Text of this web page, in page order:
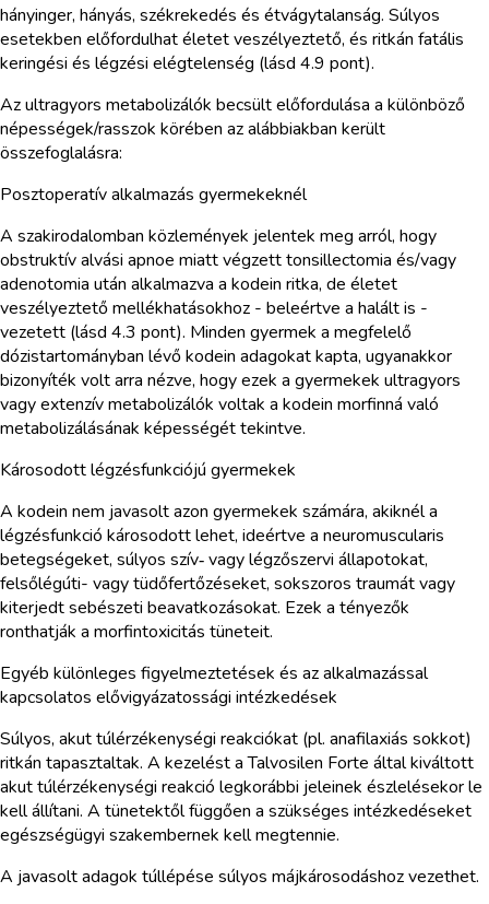
hányinger, hányás, székrekedés és étvágytalanság. Súlyos
esetekben előfordulhat életet veszélyeztető, és ritkán fatális
keringési és légzési elégtelenség (lásd 4.9 pont).
Az ultragyors metabolizálók becsült előfordulása a különböző
népességek/rasszok körében az alábbiakban került
összefoglalásra:
Posztoperatív alkalmazás gyermekeknél
A szakirodalomban közlemények jelentek meg arról, hogy
obstruktív alvási apnoe miatt végzett tonsillectomia és/vagy
adenotomia után alkalmazva a kodein ritka, de életet
veszélyeztető mellékhatásokhoz - beleértve a halált is -
vezetett (lásd 4.3 pont). Minden gyermek a megfelelő
dózistartományban lévő kodein adagokat kapta, ugyanakkor
bizonyíték volt arra nézve, hogy ezek a gyermekek ultragyors
vagy extenzív metabolizálók voltak a kodein morfinná való
metabolizálásának képességét tekintve.
Károsodott légzésfunkciójú gyermekek
A kodein nem javasolt azon gyermekek számára, akiknél a
légzésfunkció károsodott lehet, ideértve a neuromuscularis
betegségeket, súlyos szív‑ vagy légzőszervi állapotokat,
felsőlégúti- vagy tüdőfertőzéseket, sokszoros traumát vagy
kiterjedt sebészeti beavatkozásokat. Ezek a tényezők
ronthatják a morfintoxicitás tüneteit.
Egyéb különleges figyelmeztetések és az alkalmazással
kapcsolatos elővigyázatossági intézkedések
Súlyos, akut túlérzékenységi reakciókat (pl. anafilaxiás sokkot)
ritkán tapasztaltak. A kezelést a Talvosilen Forte által kiváltott
akut túlérzékenységi reakció legkorábbi jeleinek észlelésekor le
kell állítani. A tünetektől függően a szükséges intézkedéseket
egészségügyi szakembernek kell megtennie.
A javasolt adagok túllépése súlyos májkárosodáshoz vezethet.